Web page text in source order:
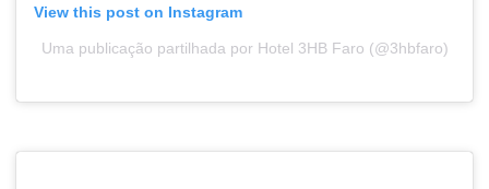
View this post on Instagram
Uma publicação partilhada por Hotel 3HB Faro (@3hbfaro)